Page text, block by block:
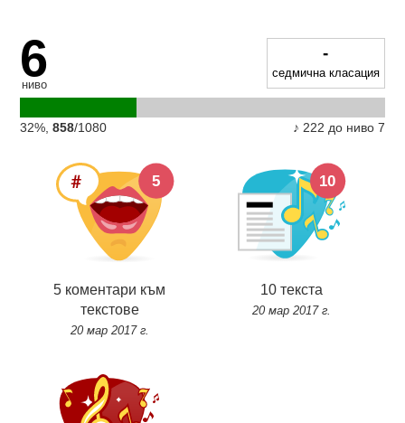
6
ниво
-
седмична класация
32%,858/1080 ♪ 222 до ниво 7
5 коментари към
текстове
20 мар 2017 г.
10 текста
20 мар 2017 г.